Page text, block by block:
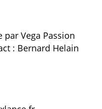
par Vega Passion
: Bernard Helain